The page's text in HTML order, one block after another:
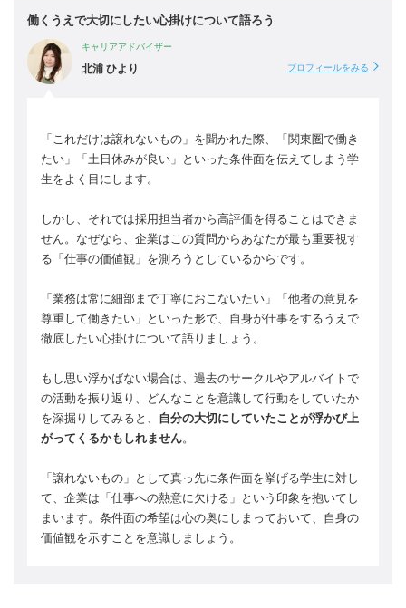
働くうえで大切にしたい心掛けについて語ろう
キャリアアドバイザー
北浦 ひより プロフィールをみる
「これだけは譲れないもの」を聞かれた際、「関東圏で働き
たい」「土日休みが良い」といった条件面を伝えてしまう学
生をよく目にします。
しかし、それでは採用担当者から高評価を得ることはできま
せん。なぜなら、企業はこの質問からあなたが最も重要視す
る「仕事の価値観」を測ろうとしているからです。
「業務は常に細部まで丁寧におこないたい」「他者の意見を
尊重して働きたい」といった形で、自身が仕事をするうえで
徹底したい心掛けについて語りましょう。
もし思い浮かばない場合は、過去のサークルやアルバイトで
の活動を振り返り、どんなことを意識して行動をしていたか
を深掘りしてみると、 自分の大切にしていたことが浮かび上
がってくるかもしれません。
「譲れないもの」として真っ先に条件面を挙げる学生に対し
て、企業は「仕事への熱意に欠ける」という印象を抱いてし
まいます。条件面の希望は心の奥にしまっておいて、自身の
価値観を示すことを意識しましょう。